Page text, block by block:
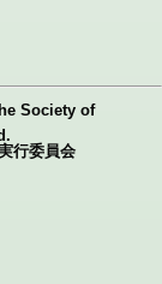
Society of
行委員会